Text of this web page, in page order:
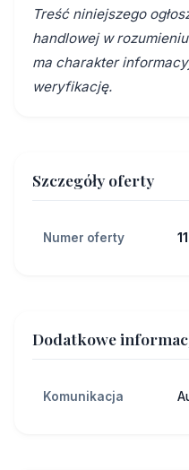
Treść niniejszego
handlowej w
ma charakter
weryfikację.
Szczegóły oferty
Numer oferty
Dodatkowe
Komunikacja